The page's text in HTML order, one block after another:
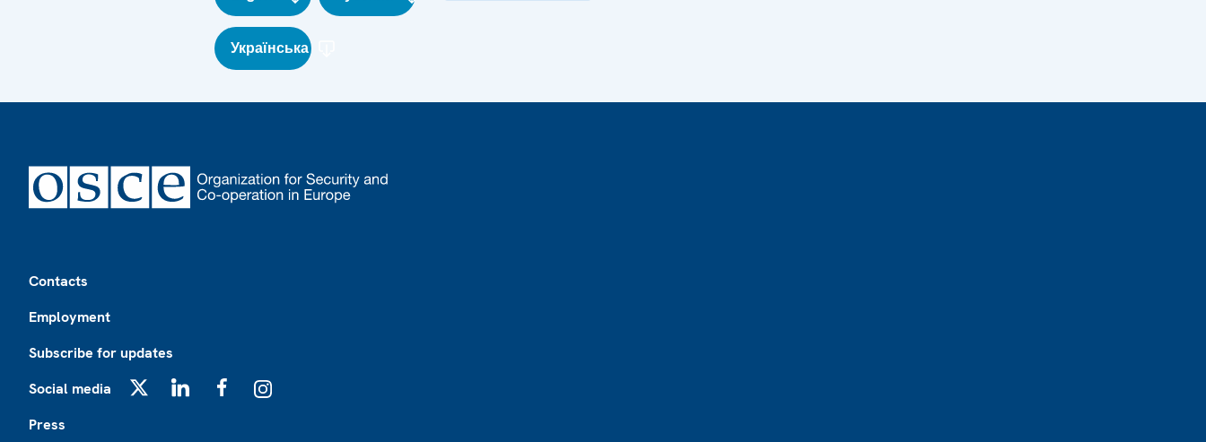
Українська
Contacts
Employment
Subscribe for updates
Social media
Press